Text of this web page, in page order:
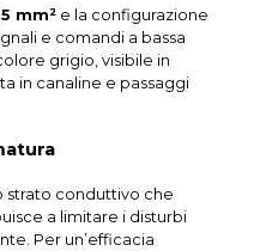
mm² e la configurazione
e comandi a bassa
grigio, visibile in
in canaline e passaggi
strato conduttivo che
a limitare i disturbi
Per un’efficacia